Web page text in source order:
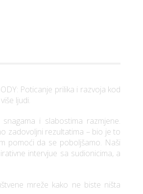
Poticanje prilika i razvoja kod
ljudi.
i slabostima razmjene.
zadovoljni rezultatima – bio je to
pomoći da se poboljšamo. Naši
intervjue sa sudionicima, a
mreže kako ne biste ništa